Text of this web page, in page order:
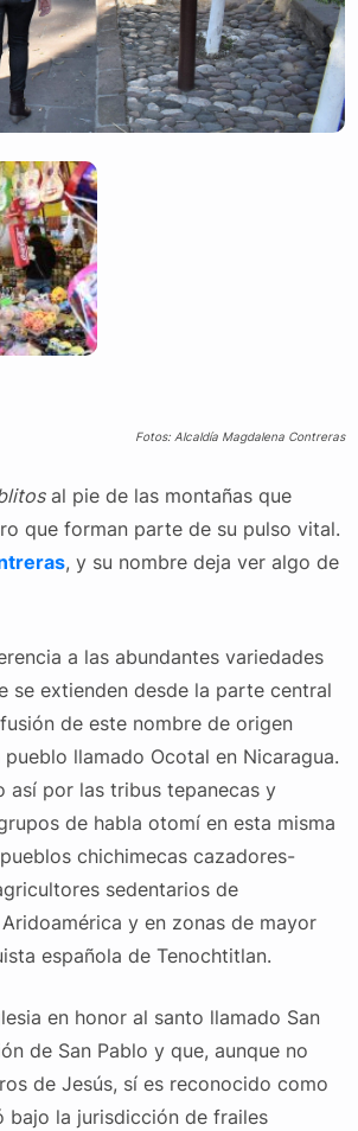
Fotos: Alcaldía Magdalena Contreras
al pie de las montañas que
que forman parte de su pulso vital.
, y su nombre deja ver algo de
a las abundantes variedades
se extienden desde la parte central
de este nombre de origen
llamado Ocotal en Nicaragua.
así por las tribus tepanecas y
de habla otomí en esta misma
chichimecas cazadores-
sedentarios de
y en zonas de mayor
española de Tenochtitlan.
en honor al santo llamado San
de San Pablo y que, aunque no
de Jesús, sí es reconocido como
bajo la jurisdicción de frailes